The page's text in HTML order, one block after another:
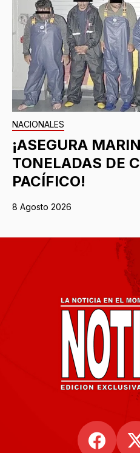
NACIONALES
¡ASEGURA
TONELADAS DE
PACÍFICO!
8 Agosto 2026